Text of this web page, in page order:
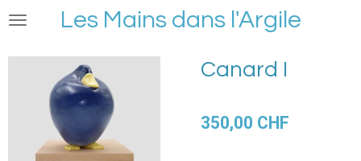
Passer
contenu
Les Mains dans l'Argile
Canard I
350,00 CHF